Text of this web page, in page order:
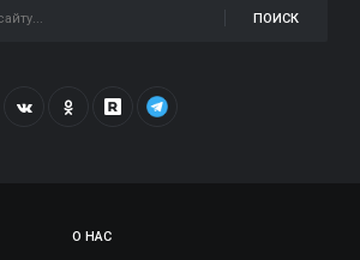
ПОИСК
О НАС